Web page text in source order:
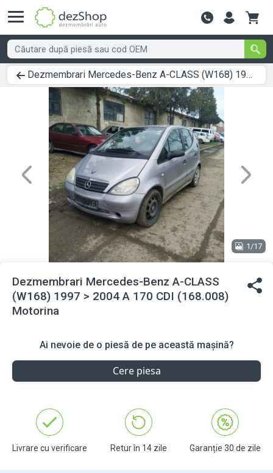
Contactează-
Dezmembrari Mercedes-Benz A-CLASS (W168) 1997 > 2004 A 170 CDI (168.008) Motorina
Previous Next
1/17
Dezmembrari Mercedes-Benz A-CLASS
(W168) 1997 > 2004 A 170 CDI (168.008)
Motorina
Ai nevoie de o piesă de pe această mașină?
Cere piesa
Livrare cu verificare Retur în 14 zile Garanție 30 de zile